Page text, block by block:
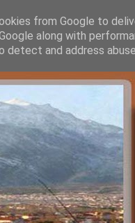
from Google to
along with
detect and address